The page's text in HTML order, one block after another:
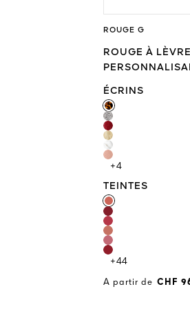
ROUGE G
ROUGE À
ÉCRINS
+4
TEINTES
+44
A partir de CHF